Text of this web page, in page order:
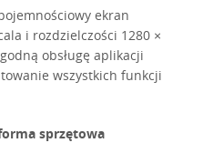
ekran
i rozdzielczości 1280 ×
obsługę aplikacji
wszystkich funkcji
sprzętowa